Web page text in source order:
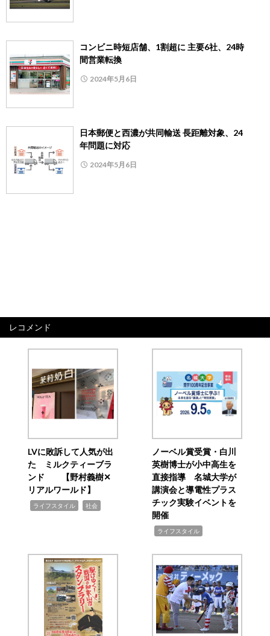
コンビニ時短店舗、1割超に 主要6社、24時
間営業転換
2024年5月6日
日本郵便と西濃が共同輸送 長距離対象、24
年問題に対応
2024年5月6日
レコメンド
LVに敗訴して人気が出
た ミルクティーブラ
ンド 【野村義樹✕
リアルワールド】
ライフスタイル 社会
ノーベル賞受賞・白川
英樹博士が小中高生を
直接指導 名城大学が
講演会と導電性プラス
チック実験イベントを
開催
ライフスタイル